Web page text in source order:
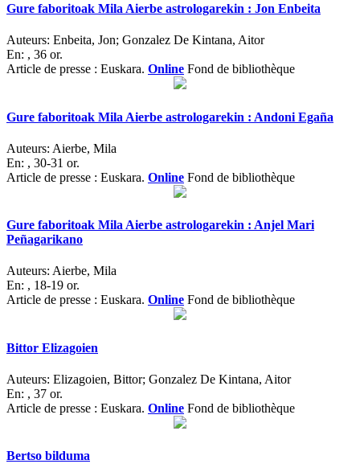
Gure faboritoak Mila Aierbe astrologarekin : Jon Enbeita
Auteurs: Enbeita, Jon; Gonzalez De Kintana, Aitor
En: , 36 or.
Article de presse : Euskara. Online Fond de bibliothèque
Gure faboritoak Mila Aierbe astrologarekin : Andoni Egaña
Auteurs: Aierbe, Mila
En: , 30-31 or.
Article de presse : Euskara. Online Fond de bibliothèque
Gure faboritoak Mila Aierbe astrologarekin : Anjel Mari
Peñagarikano
Auteurs: Aierbe, Mila
En: , 18-19 or.
Article de presse : Euskara. Online Fond de bibliothèque
Bittor Elizagoien
Auteurs: Elizagoien, Bittor; Gonzalez De Kintana, Aitor
En: , 37 or.
Article de presse : Euskara. Online Fond de bibliothèque
Bertso bilduma